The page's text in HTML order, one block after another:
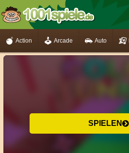
Action Arcade Auto
SPIELEN